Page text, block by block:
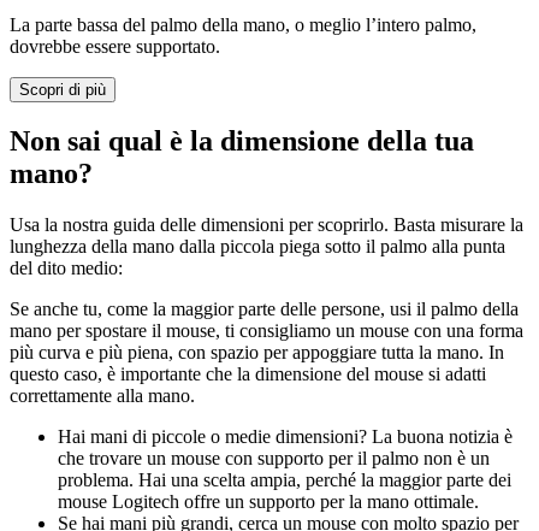
La parte bassa del palmo della mano, o meglio l’intero palmo,
dovrebbe essere supportato.
Scopri di più
Non sai qual è la dimensione della tua
mano?
Usa la nostra guida delle dimensioni per scoprirlo. Basta misurare la
lunghezza della mano dalla piccola piega sotto il palmo alla punta
del dito medio:
Se anche tu, come la maggior parte delle persone, usi il palmo della
mano per spostare il mouse, ti consigliamo un mouse con una forma
più curva e più piena, con spazio per appoggiare tutta la mano. In
questo caso, è importante che la dimensione del mouse si adatti
correttamente alla mano.
Hai mani di piccole o medie dimensioni? La buona notizia è
che trovare un mouse con supporto per il palmo non è un
problema. Hai una scelta ampia, perché la maggior parte dei
mouse Logitech offre un supporto per la mano ottimale.
Se hai mani più grandi, cerca un mouse con molto spazio per